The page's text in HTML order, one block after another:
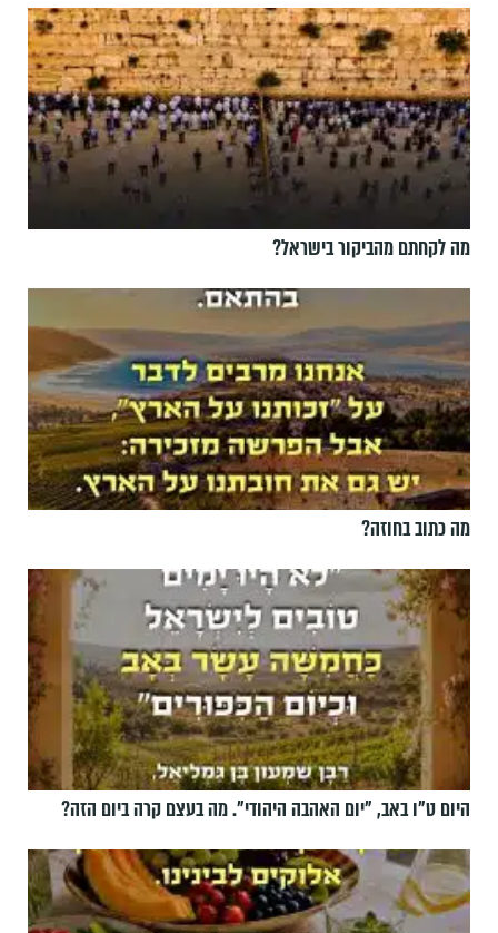
מה לקחתם מהביקור בישראל?
מה כתוב בחוזה?
היום ט"ו באב, ”יום האהבה היהודי". מה בעצם קרה ביום הזה?